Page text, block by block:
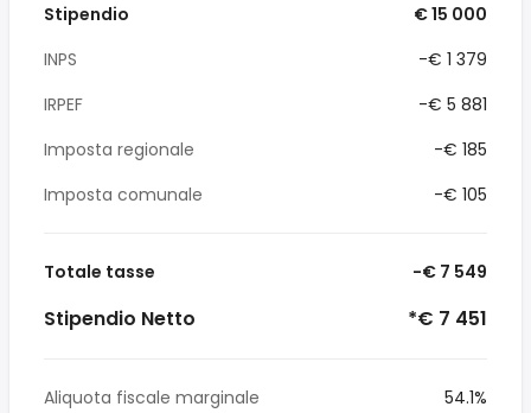
Stipendio
€ 15 000
INPS
-€ 1 379
IRPEF
-€ 5 881
Imposta regionale
-€ 185
Imposta comunale
-€ 105
Totale tasse -€ 7 549
Stipendio Netto *€ 7 451
Aliquota fiscale marginale
54.1%